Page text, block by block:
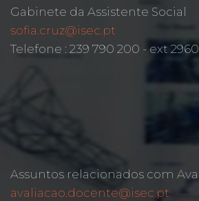
Gabinete da Assistente Social
sofia.cruz@isec.pt
Telefone : 239 790 200 - ext 2960
Assuntos relacionados com
avaliacao.docente@isec.pt